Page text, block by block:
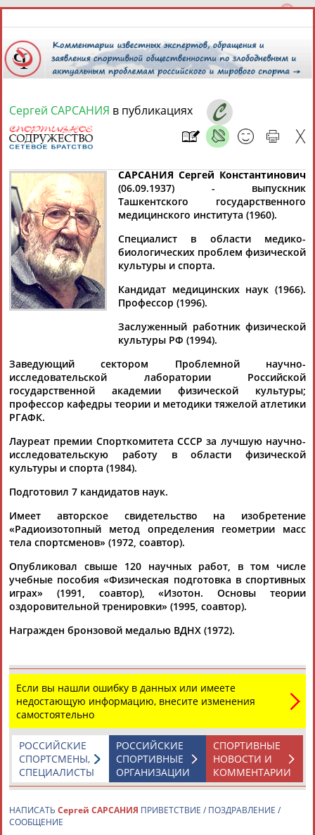
6 августа 2026 года,
СПОРТСМЕНЫ, ТРЕНЕРЫ И СПЕЦИАЛИСТЫ
Найдено: 13181 персон Расширенный поиск
Аслаудин
АБАЕВ
Елена
АБАИМОВА
Мария
АБАКУМОВА
Юлия
Дмитрий
АБАРЕНОВ
Тамилла
АБАСОВА
Рамазан
АБАЧАРАЕВ
Ростом
АБАШИДЗЕ
Флюра
АББАТЕ-
БУЛАТОВА
Татьяна
АББЯСОВА
Акжана
Артур
Каримжан
АБДРАХМАНОВ
Аделя
АБДРАХМАНОВА
Андрей
АБДУВАЛИЕВ
Герман
АБДУЛАЕВ
Рамазан
АБДУЛАЕВ
Тагир
Камиль
Загалав
Сергей САРСАНИЯ в публикациях
САРСАНИЯ Сергей Константинович
(06.09.1937) - выпускник
Ташкентского государственного
медицинского института (1960).
Специалист в области медико-
биологических проблем физической
культуры и спорта.
Кандидат медицинских наук (1966).
Профессор (1996).
Заслуженный работник физической
культуры РФ (1994).
Заведующий сектором Проблемной научно-
исследовательской лаборатории Российской
государственной академии физической культуры;
профессор кафедры теории и методики тяжелой атлетики
РГАФК.
Лауреат премии Спорткомитета СССР за лучшую научно-
исследовательскую работу в области физической
культуры и спорта (1984).
Подготовил 7 кандидатов наук.
Имеет авторское свидетельство на изобретение
«Радиоизотопный метод определения геометрии масс
тела спортсменов» (1972, соавтор).
Опубликовал свыше 120 научных работ, в том числе
учебные пособия «Физическая подготовка в спортивных
играх» (1991, соавтор), «Изотон. Основы теории
оздоровительной тренировки» (1995, соавтор).
Награжден бронзовой медалью ВДНХ (1972).
Если вы нашли ошибку в данных или имеете
недостающую информацию, внесите изменения
самостоятельно
СПОРТИВНЫЕ
НОВОСТИ И
КОММЕНТАРИИ
РОССИЙСКИЕ
СПОРТИВНЫЕ
ОРГАНИЗАЦИИ
РОССИЙСКИЕ
СПОРТСМЕНЫ,
СПЕЦИАЛИСТЫ
НАПИСАТЬ Сергей САРСАНИЯ ПРИВЕТСТВИЕ / ПОЗДРАВЛЕНИЕ /
СООБЩЕНИЕ